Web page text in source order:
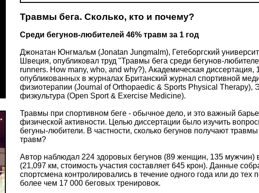
Травмы бега. Сколько, кто и почему?
Среди бегунов-любителей 46% травм за 1 год
Джонатан Юнгмальм (Jonatan Jungmalm), Гетеборгский
Швеция, опубликовал труд "Травмы бега среди бегунов-
runners. How many, who, and why?), Академическая диссертация,
опубликованных в журналах Британский журнал спортивной
физиотерапии (Journal of Orthopaedic & Sports Physical
физкультура (Open Sport & Exercise Medicine).
Травмы при спортивном беге - обычное дело, и это важный
физической активности. Целью диссертации было изучить
бегуны-любители. В частности, сколько бегунов получают
травм?
Автор наблюдал 224 здоровых бегунов (89 женщин, 135 мужчин)
(21,097 км, стоимость участия составляет 645 крон). Данные
спортсмена контролировались в течение одного года или до
более чем 17 000 беговых тренировок.